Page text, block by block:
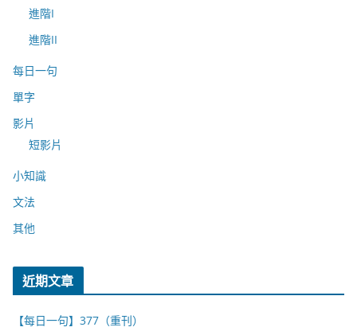
進階I
進階II
每日一句
單字
影片
短影片
小知識
文法
其他
近期文章
【每日一句】377（重刊）